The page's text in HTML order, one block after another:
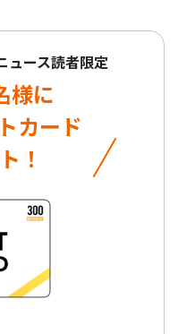
ュース読者限定
様に
カード
！